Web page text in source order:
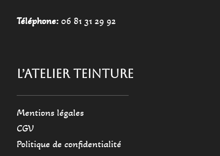
Téléphone:06 81 31 29 92
L’ATELIER TEINTURE
Mentions légales
CGV
Politique de confidentialité